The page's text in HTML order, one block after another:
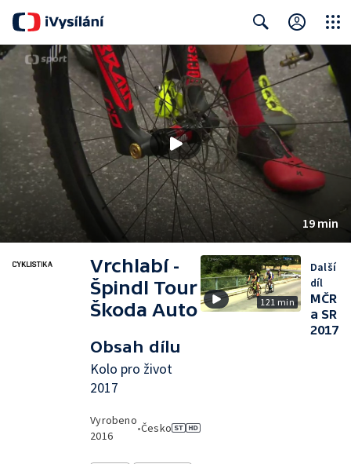
Search Close
19 min
Vrchlabí -
Špindl Tour
Škoda Auto
Obsah dílu
Kolo pro život
2017
Vyrobeno
2016
•Česko
121 min
Další
díl
MČR
a SR
2017